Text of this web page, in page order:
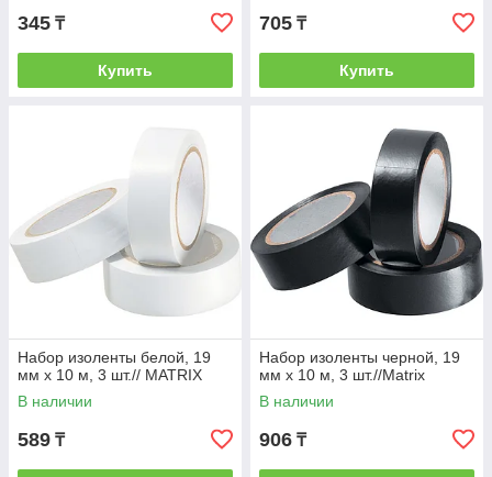
345 ₸
Купить
705 ₸
Купить
Набор изоленты белой, 19
мм х 10 м, 3 шт.// MATRIX
В наличии
589 ₸
Набор изоленты черной, 19
мм х 10 м, 3 шт.//Matrix
В наличии
906 ₸